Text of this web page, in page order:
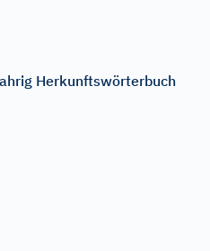
Herkunftswörterbuch